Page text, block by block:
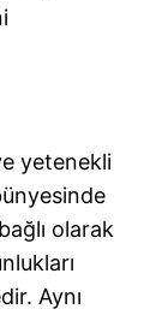
yetenekli
olarak
Aynı